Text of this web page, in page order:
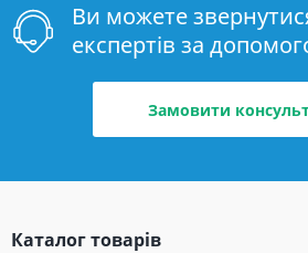
Ви можете
експертів за
Замовити
Каталог товарів